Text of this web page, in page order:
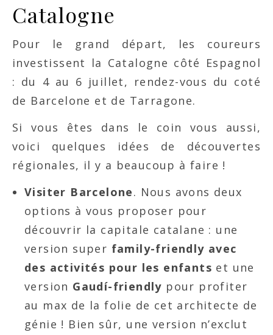
Catalogne
Pour le grand départ, les coureurs
investissent la Catalogne côté Espagnol
: du 4 au 6 juillet, rendez-vous du coté
de Barcelone et de Tarragone.
Si vous êtes dans le coin vous aussi,
voici quelques idées de découvertes
régionales, il y a beaucoup à faire !
Visiter Barcelone. Nous avons deux
options à vous proposer pour
découvrir la capitale catalane : une
version super family-friendly avec
des activités pour les enfants et une
version Gaudí-friendly pour profiter
au max de la folie de cet architecte de
génie ! Bien sûr, une version n’exclut